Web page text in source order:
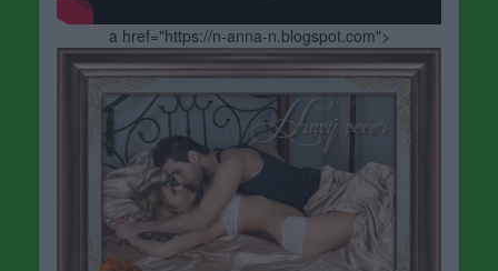
a href="https://n-anna-n.blogspot.com">